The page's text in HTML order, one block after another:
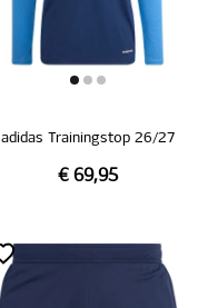
adidas Trainingstop 26/27
€ 69,95